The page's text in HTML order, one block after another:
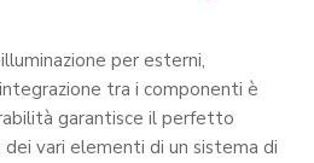
per esterni,
tra i componenti è
garantisce il perfetto
vari elementi di un sistema di